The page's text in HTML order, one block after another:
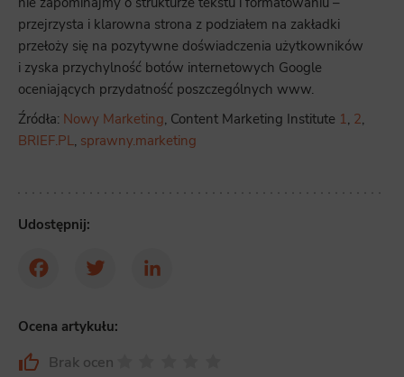
przejrzysta i klarowna strona z podziałem na zakładki
przełoży się na pozytywne doświadczenia użytkowników
i zyska przychylność botów internetowych Google
oceniających przydatność poszczególnych www.
Źródła: Nowy Marketing, Content Marketing Institute 1, 2,
BRIEF.PL, sprawny.marketing
Udostępnij:
FacebookTwitter LinkedIn
Ocena artykułu:
Brak ocen